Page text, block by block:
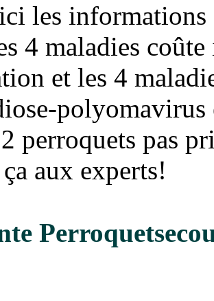
les
4 maladies
et les 4
polyomavirus
perroquets pas
aux experts!